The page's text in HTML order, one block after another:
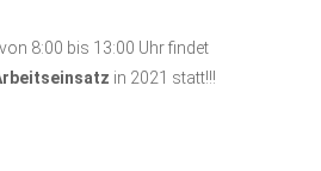
8:00 bis 13:00 Uhr findet
in 2021 statt!!!